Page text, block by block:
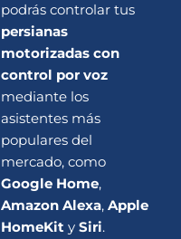
podrás controlar tus
persianas
motorizadas con
control por voz
mediante los
asistentes más
populares del
mercado, como
Google Home,
Amazon Alexa, Apple
HomeKity Siri.